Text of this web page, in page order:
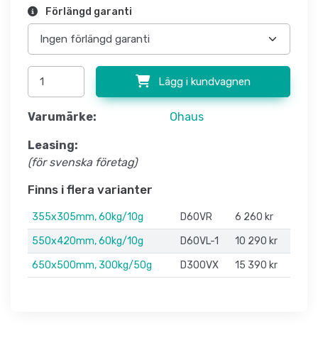
Förlängd garanti
Lägg i kundvagnen
Varumärke: Ohaus
Leasing:
(för svenska företag)
Finns i flera varianter
355x305mm, 60kg/10g D60VR
6 260 kr
550x420mm, 60kg/10g
D60VL-1
10 290 kr
650x500mm, 300kg/50g
D300VX 15 390 kr